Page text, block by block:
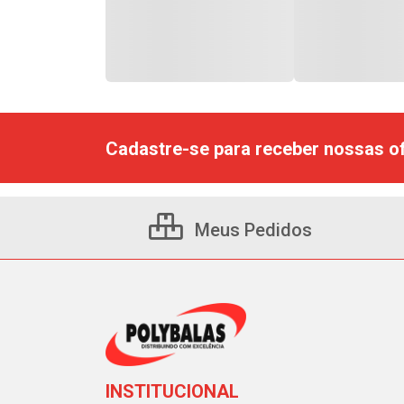
Cadastre-se para receber nossas
Meus Pedidos
INSTITUCIONAL